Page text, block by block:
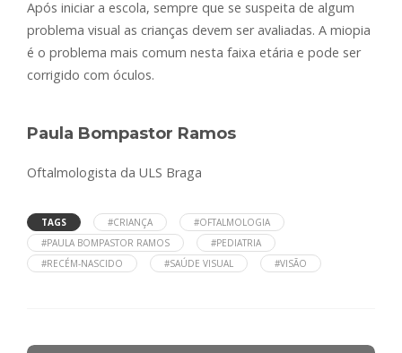
Após iniciar a escola, sempre que se suspeita de algum
problema visual as crianças devem ser avaliadas. A miopia
é o problema mais comum nesta faixa etária e pode ser
corrigido com óculos.
Paula Bompastor Ramos
Oftalmologista da ULS Braga
TAGS #CRIANÇA
#OFTALMOLOGIA
#PAULA BOMPASTOR RAMOS
#PEDIATRIA
#RECÉM-NASCIDO
#SAÚDE VISUAL #VISÃO